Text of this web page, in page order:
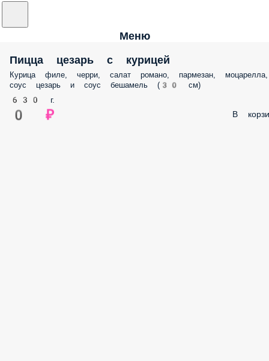
Меню
Пицца цезарь с курицей
Курица филе, черри, салат романо, пармезан, моцарелла,
соус цезарь и соус бешамель (30 см)
630 г.
0 ₽ В